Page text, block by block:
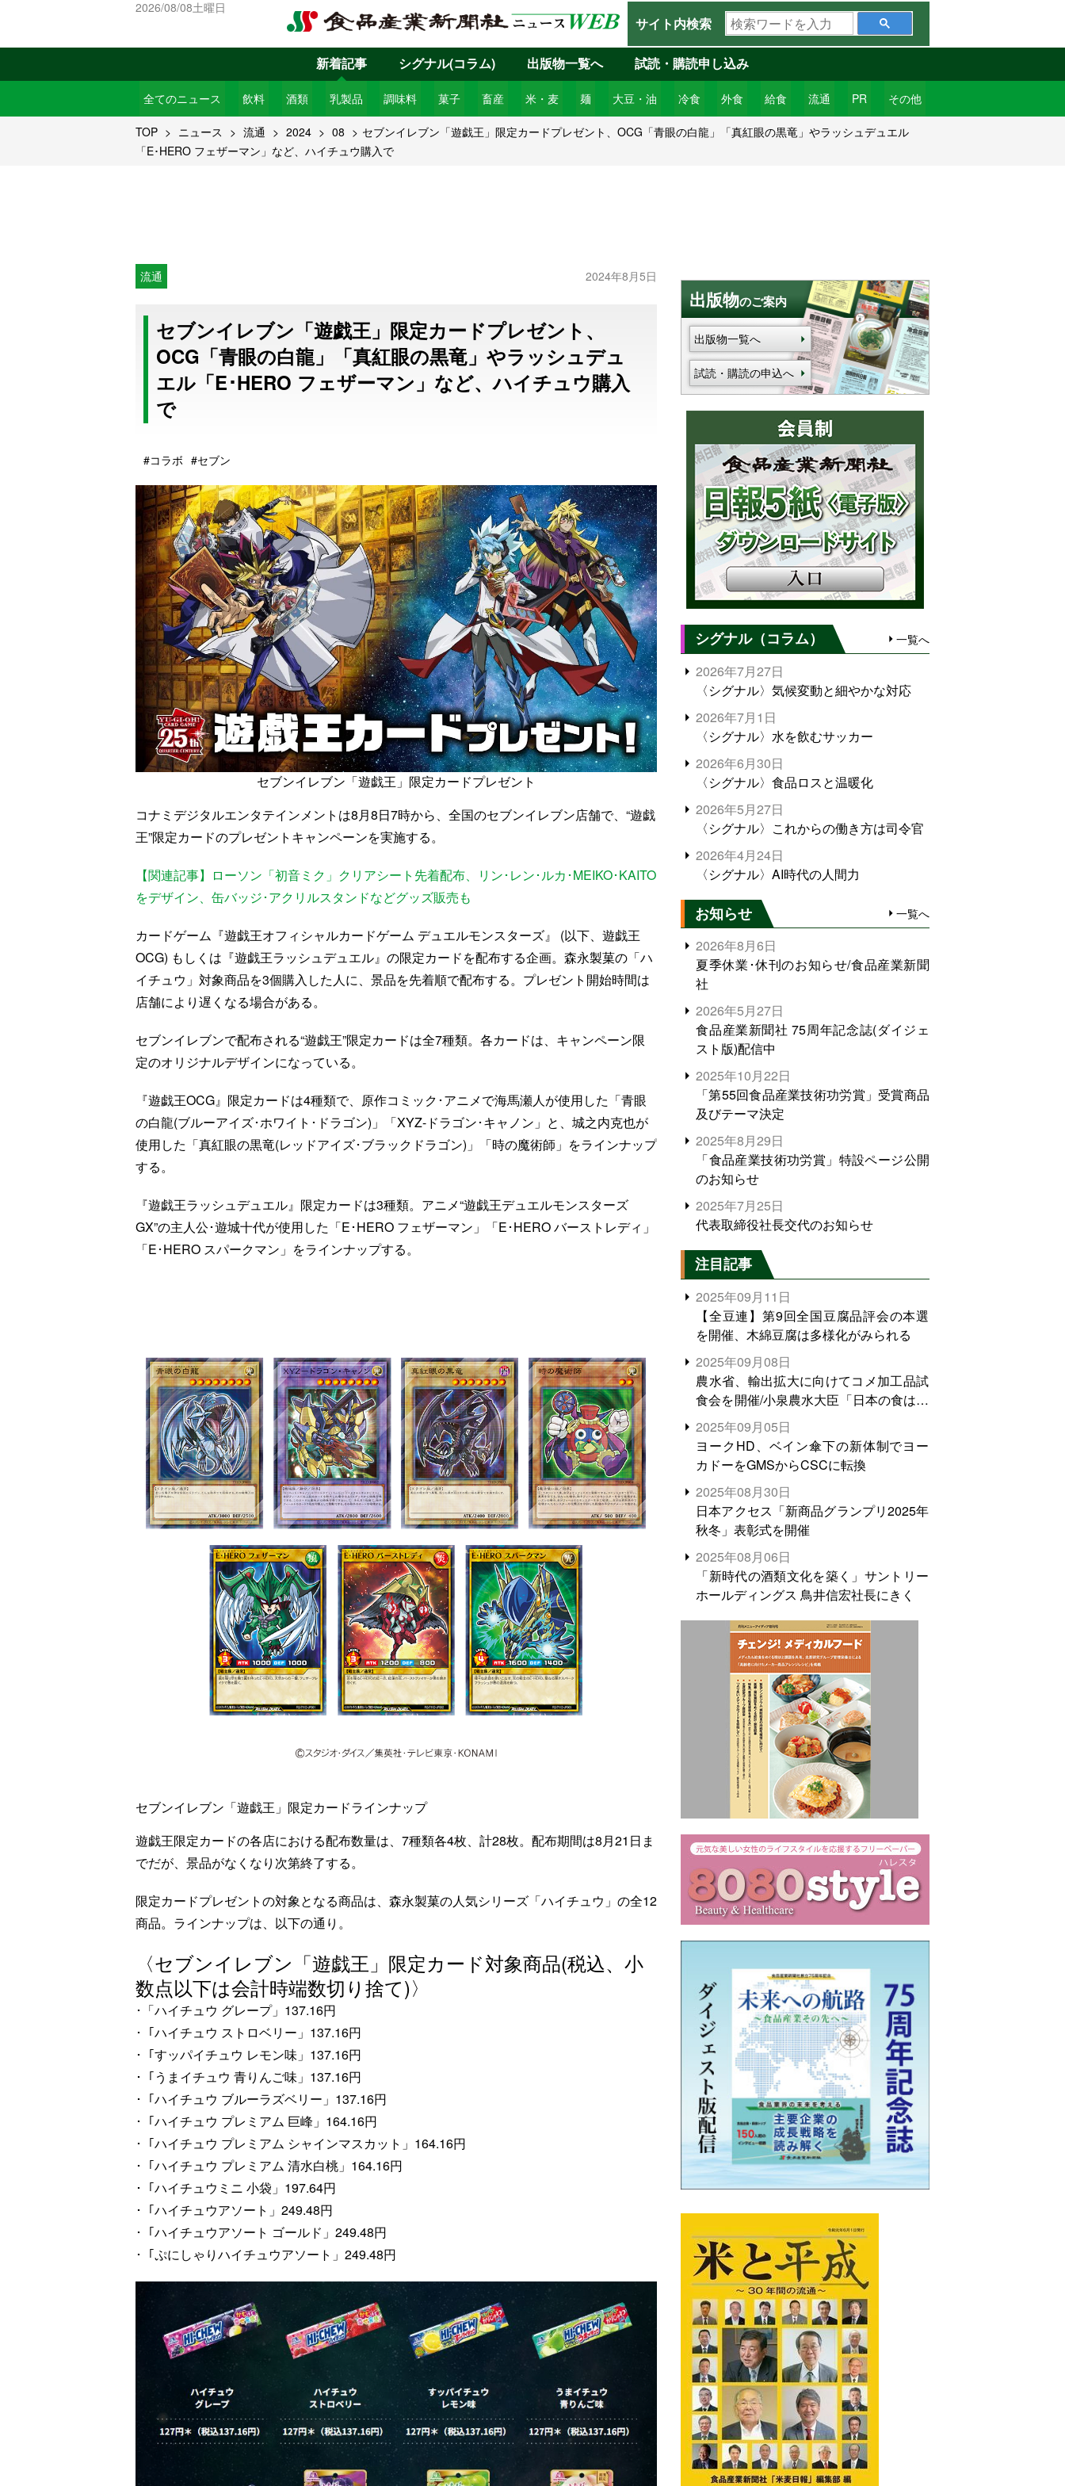
2026/08/08土曜日
サイト内検索
検
索
ワ
ー
ド
を
入
新着記事
全てのニュース 飲料 酒類 乳製品 調味料 菓子 畜産 米・麦 麺 大豆・油 冷食 外食 給食 流通 PR その他
シグナル(コラム) 出版物一覧へ 試読・購読申し込み
TOP ニュース 流通 2024 08
セブンイレブン「遊戯王」限定カードプレゼント、OCG「青眼の白龍」「真紅眼の黒竜」やラッシュデュエル
「E･HERO フェザーマン」など、ハイチュウ購入で
流通 2024年8月5日
セブンイレブン「遊戯王」限定カードプレゼント、
OCG「青眼の白龍」「真紅眼の黒竜」やラッシュデュ
エル「E･HERO フェザーマン」など、ハイチュウ購入
で
#コラボ #セブン
セブンイレブン「遊戯王」限定カードプレゼント
コナミデジタルエンタテインメントは8月8日7時から、全国のセブンイレブン店舗で、“遊戯
王”限定カードのプレゼントキャンペーンを実施する。
【関連記事】ローソン「初音ミク」クリアシート先着配布、リン･レン･ルカ･MEIKO･KAITO
をデザイン、缶バッジ･アクリルスタンドなどグッズ販売も
カードゲーム『遊戯王オフィシャルカードゲーム デュエルモンスターズ』 (以下、遊戯王
OCG) もしくは『遊戯王ラッシュデュエル』の限定カードを配布する企画。森永製菓の「ハ
イチュウ」対象商品を3個購入した人に、景品を先着順で配布する。プレゼント開始時間は
店舗により遅くなる場合がある。
セブンイレブンで配布される“遊戯王”限定カードは全7種類。各カードは、キャンペーン限
定のオリジナルデザインになっている。
『遊戯王OCG』限定カードは4種類で、原作コミック･アニメで海馬瀬人が使用した「青眼
の白龍(ブルーアイズ･ホワイト･ドラゴン)」「XYZ-ドラゴン･キャノン」と、城之内克也が
使用した「真紅眼の黒竜(レッドアイズ･ブラックドラゴン)」「時の魔術師」をラインナップ
する。
『遊戯王ラッシュデュエル』限定カードは3種類。アニメ“遊戯王デュエルモンスターズ
GX”の主人公･遊城十代が使用した「E･HERO フェザーマン」「E･HERO バーストレディ」
「E･HERO スパークマン」をラインナップする。
セブンイレブン「遊戯王」限定カードラインナップ
遊戯王限定カードの各店における配布数量は、7種類各4枚、計28枚。配布期間は8月21日ま
でだが、景品がなくなり次第終了する。
限定カードプレゼントの対象となる商品は、森永製菓の人気シリーズ「ハイチュウ」の全12
商品。ラインナップは、以下の通り。
〈セブンイレブン「遊戯王」限定カード対象商品(税込、小
数点以下は会計時端数切り捨て)〉
･「ハイチュウ グレープ」137.16円
･「ハイチュウ ストロベリー」137.16円
･「すッパイチュウ レモン味」137.16円
･「うまイチュウ 青りんご味」137.16円
･「ハイチュウ ブルーラズベリー」137.16円
･「ハイチュウ プレミアム 巨峰」164.16円
･「ハイチュウ プレミアム シャインマスカット」164.16円
･「ハイチュウ プレミアム 清水白桃」164.16円
･「ハイチュウミニ 小袋」197.64円
･「ハイチュウアソート」249.48円
･「ハイチュウアソート ゴールド」249.48円
･「ぷにしゃりハイチュウアソート」249.48円
出版物のご案内
出版物一覧へ
試読・購読の申込へ
シグナル（コラム） 一覧へ
2026年7月27日
〈シグナル〉気候変動と細やかな対応
2026年7月1日
〈シグナル〉水を飲むサッカー
2026年6月30日
〈シグナル〉食品ロスと温暖化
2026年5月27日
〈シグナル〉これからの働き方は司令官
2026年4月24日
〈シグナル〉AI時代の人間力
お知らせ 一覧へ
2026年8月6日
夏季休業･休刊のお知らせ/食品産業新聞
社
2026年5月27日
食品産業新聞社 75周年記念誌(ダイジェ
スト版)配信中
2025年10月22日
「第55回食品産業技術功労賞」受賞商品
及びテーマ決定
2025年8月29日
「食品産業技術功労賞」特設ページ公開
のお知らせ
2025年7月25日
代表取締役社長交代のお知らせ
注目記事
2025年09月11日
【全豆連】第9回全国豆腐品評会の本選
を開催、木綿豆腐は多様化がみられる
2025年09月08日
農水省、輸出拡大に向けてコメ加工品試
食会を開催/小泉農水大臣「日本の食は世
界でトップをとれる。米増産に向けて、
米輸出需要の拡大を」
2025年09月05日
ヨークHD、ベイン傘下の新体制でヨー
カドーをGMSからCSCに転換
2025年08月30日
日本アクセス「新商品グランプリ2025年
秋冬」表彰式を開催
2025年08月06日
「新時代の酒類文化を築く」サントリー
ホールディングス 鳥井信宏社長にきく